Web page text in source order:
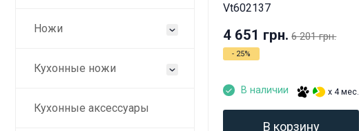
Ножи
Кухонные ножи
Кухонные аксессуары
Vt602137
4 651 грн. 6 201 грн.
- 25%
В наличии x 4 мес.
В корзину